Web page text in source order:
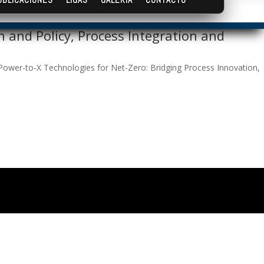
and Policy, Process Integration and
to-X Technologies for Net-Zero: Bridging Process Innovation,